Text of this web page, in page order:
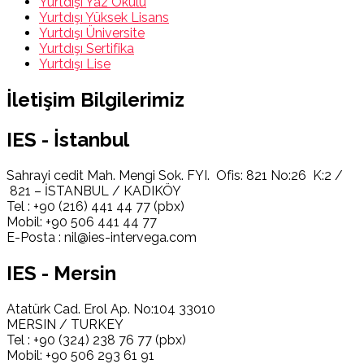
Yurtdışı Yüksek Lisans
Yurtdışı Üniversite
Yurtdışı Sertifika
Yurtdışı Lise
İletişim Bilgilerimiz
IES - İstanbul
Sahrayi cedit Mah. Mengi Sok. FYI. Ofis: 821 No:26 K:2 /
821 – İSTANBUL / KADIKÖY
Tel : +90 (216) 441 44 77 (pbx)
Mobil: +90 506 441 44 77
E-Posta : nil@ies-intervega.com
IES - Mersin
Atatürk Cad. Erol Ap. No:104 33010
MERSIN / TURKEY
Tel : +90 (324) 238 76 77 (pbx)
Mobil: +90 506 293 61 91